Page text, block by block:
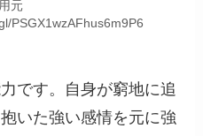
元
PSGX1wzAFhus6m9P6
です。自身が窮地に追
いた強い感情を元に強